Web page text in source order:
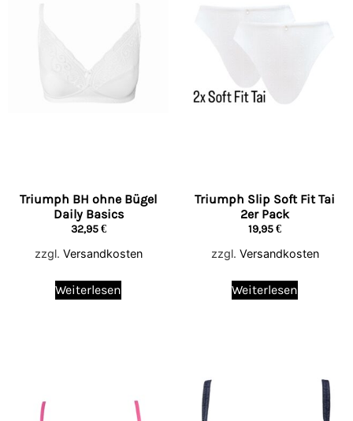
Triumph BH ohne Bügel
Daily Basics
32,95€
zzgl. Versandkosten
Weiterlesen
Triumph Slip Soft Fit Tai
2er Pack
19,95€
zzgl. Versandkosten
Weiterlesen